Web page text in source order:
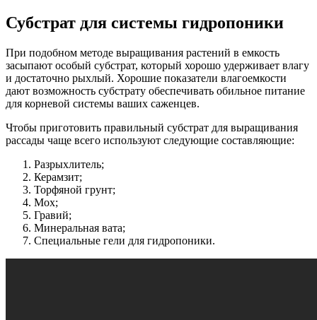
Субстрат для системы гидропоники
При подобном методе выращивания растений в емкость
засыпают особый субстрат, который хорошо удерживает влагу
и достаточно рыхлый. Хорошие показатели влагоемкости
дают возможность субстрату обеспечивать обильное питание
для корневой системы ваших саженцев.
Чтобы приготовить правильный субстрат для выращивания
рассады чаще всего используют следующие составляющие:
Разрыхлитель;
Керамзит;
Торфяной грунт;
Мох;
Гравий;
Минеральная вата;
Специальные гели для гидропоники.